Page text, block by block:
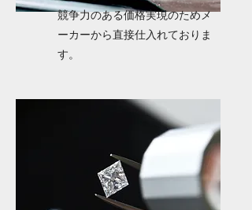
競争力のある価格実現のためメ
ーカーから直接仕入れておりま
す。